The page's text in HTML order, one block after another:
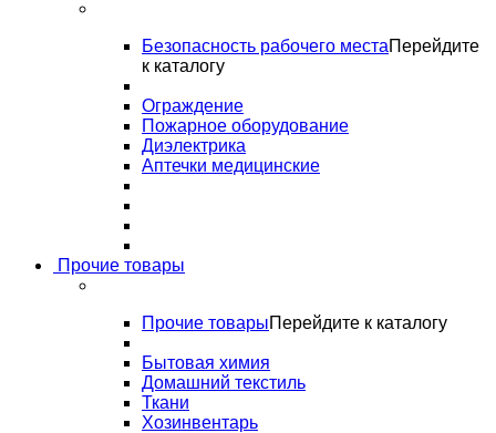
Безопасность рабочего местаПерейдите
к каталогу
Ограждение
Пожарное оборудование
Диэлектрика
Аптечки медицинские
Прочие товары
Прочие товарыПерейдите к каталогу
Бытовая химия
Домашний текстиль
Ткани
Хозинвентарь